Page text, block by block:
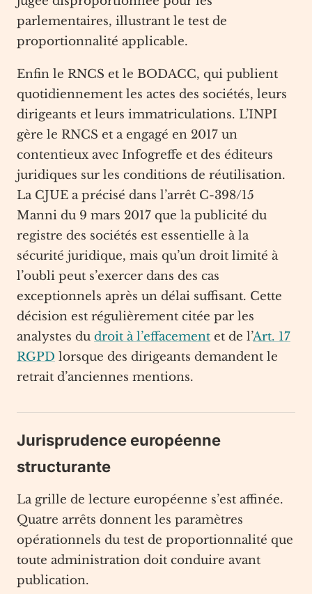
parlementaires, illustrant le test de
proportionnalité applicable.
Enfin le RNCS et le BODACC, qui publient
quotidiennement les actes des sociétés, leurs
dirigeants et leurs immatriculations. L’INPI
gère le RNCS et a engagé en 2017 un
contentieux avec Infogreffe et des éditeurs
juridiques sur les conditions de réutilisation.
La CJUE a précisé dans l’arrêt C-398/15
Manni du 9 mars 2017 que la publicité du
registre des sociétés est essentielle à la
sécurité juridique, mais qu’un droit limité à
l’oubli peut s’exercer dans des cas
exceptionnels après un délai suffisant. Cette
décision est régulièrement citée par les
analystes du droit à l’effacement et de l’Art. 17
RGPD lorsque des dirigeants demandent le
retrait d’anciennes mentions.
Jurisprudence européenne
structurante
La grille de lecture européenne s’est affinée.
Quatre arrêts donnent les paramètres
opérationnels du test de proportionnalité que
toute administration doit conduire avant
publication.